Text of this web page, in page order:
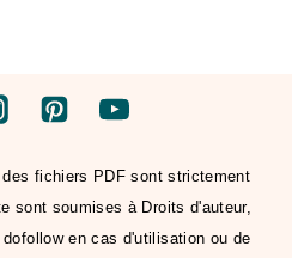
des fichiers PDF sont strictement
sont soumises à Droits d'auteur,
en cas d'utilisation ou de